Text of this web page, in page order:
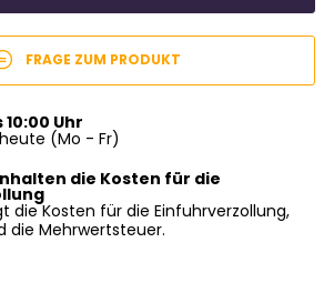
FRAGE ZUM PRODUKT
Uhr
(Mo - Fr)
die Kosten für die
die Kosten für die Einfuhrverzollung,
die Mehrwertsteuer.